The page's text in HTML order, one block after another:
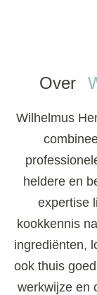
Over
Wilhelmus
heldere en
expertise
kookkennis
ingrediënten,
ook thuis
werkwijze en